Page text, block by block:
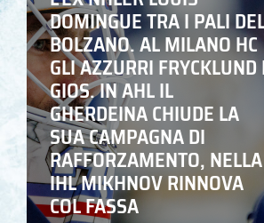
DOMINGUE TRA I PALI
BOLZANO. AL MILANO HC
GLI AZZURRI FRYCKLUND
GIOS. IN AHL IL
GHERDEINA CHIUDE LA
SUA CAMPAGNA DI
RAFFORZAMENTO, NELLA
IHL MIKHNOV RINNOVA
COL FASSA